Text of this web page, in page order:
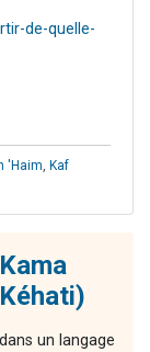
de-quelle-
'Haim, Kaf
un langage